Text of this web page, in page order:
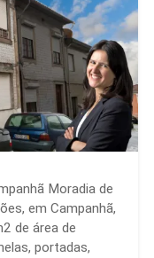
Moradia de
em Campanhã,
de área de
portadas,